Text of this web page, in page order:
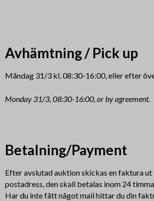
Avhämtning / Pick up
Måndag 31/3 kl. 08:30-16:00, eller efter
Monday 31/3, 08:30-16:00, or by agreement.
Betalning/Payment
Efter avslutad auktion skickas en faktura ut
postadress, den skall betalas inom 24
Har du inte fått något mail hittar du din